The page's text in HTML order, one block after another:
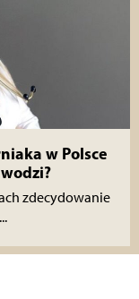
w Polsce
zdecydowanie